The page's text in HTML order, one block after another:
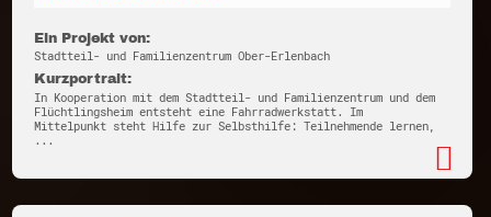
Ein Projekt von:
Stadtteil- und Familienzentrum Ober-Erlenbach
Kurzportrait:
In Kooperation mit dem Stadtteil- und Familienzentrum und dem
Flüchtlingsheim entsteht eine Fahrradwerkstatt. Im
Mittelpunkt steht Hilfe zur Selbsthilfe: Teilnehmende lernen,
...